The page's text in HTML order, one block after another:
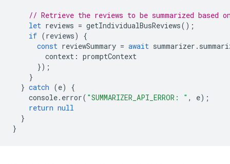
// Retrieve the reviews to be summarized based
let reviews = getIndividualBusReviews();
if (reviews)
{
const reviewSummary = await summarizer .
context : promptContext
});
}
} catch (e)
{
console. error( "SUMMARIZER_API_ERROR: " , e);
return null
}
}